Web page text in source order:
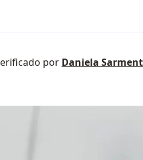
por Daniela